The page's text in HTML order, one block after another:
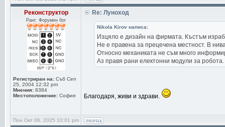
Реконструктор
Ранг: Форумен бог
Регистриран на: Съб Сеп
25, 2004 12:32 pm
Мнения: 8384
Местоположение: София
Re: Луноход
Nikola Kirov написа:
Изцяло е дизайн на фирмата. Къстъм
Не е правена за прецечена местност. В
Относно механиката не съм много
Аз правя рани електонни модули за робота.
Благодаря, живи и здрави.
Пон Окт 06, 2025 10:01 pm